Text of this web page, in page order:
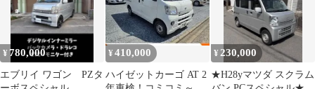
¥ 780,000
エブリイ ワゴン PZタ
¥410,000
ハイゼットカーゴ AT 2
¥ 230,000
★H28yマツダ スクラム